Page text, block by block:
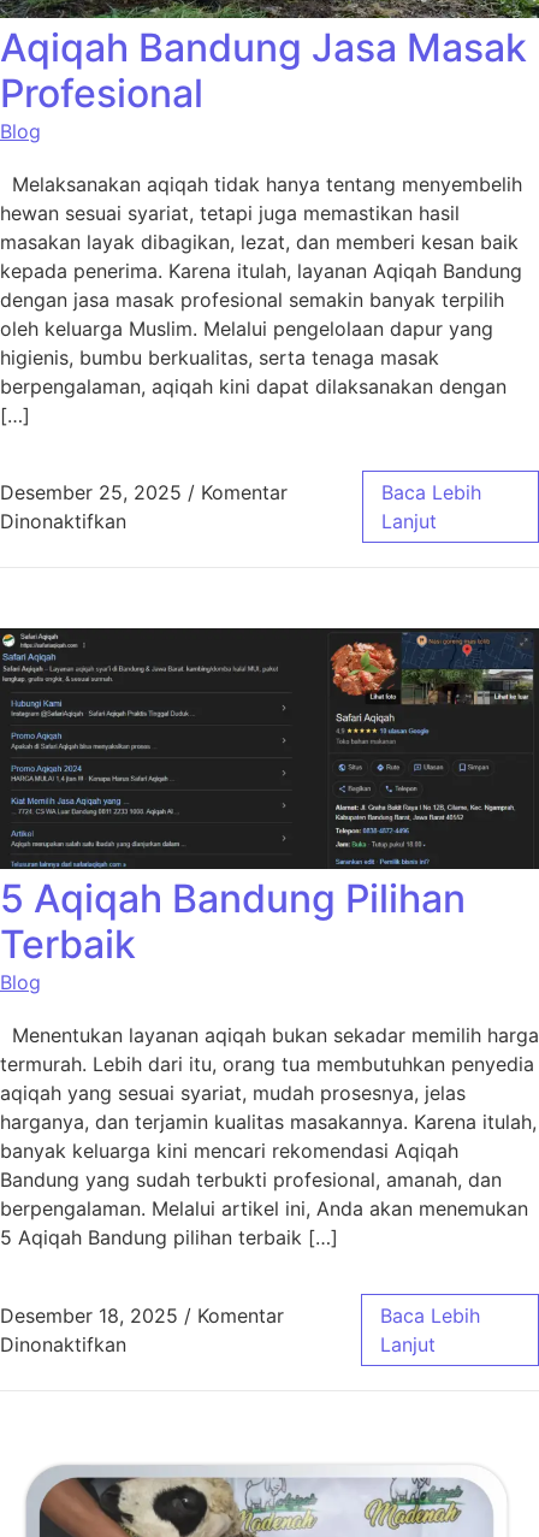
Aqiqah Bandung Jasa Masak
Profesional
Blog
Melaksanakan aqiqah tidak hanya tentang menyembelih
hewan sesuai syariat, tetapi juga memastikan hasil
masakan layak dibagikan, lezat, dan memberi kesan baik
kepada penerima. Karena itulah, layanan Aqiqah Bandung
dengan jasa masak profesional semakin banyak terpilih
oleh keluarga Muslim. Melalui pengelolaan dapur yang
higienis, bumbu berkualitas, serta tenaga masak
berpengalaman, aqiqah kini dapat dilaksanakan dengan
[…]
Desember 25, 2025 / Komentar
Dinonaktifkanpada Aqiqah Bandung Jasa Masak
Baca Lebih
Lanjut
5 Aqiqah Bandung Pilihan
Terbaik
Blog
Menentukan layanan aqiqah bukan sekadar memilih harga
termurah. Lebih dari itu, orang tua membutuhkan penyedia
aqiqah yang sesuai syariat, mudah prosesnya, jelas
harganya, dan terjamin kualitas masakannya. Karena itulah,
banyak keluarga kini mencari rekomendasi Aqiqah
Bandung yang sudah terbukti profesional, amanah, dan
berpengalaman. Melalui artikel ini, Anda akan menemukan
5 Aqiqah Bandung pilihan terbaik […]
Desember 18, 2025 / Komentar
Dinonaktifkanpada 5 Aqiqah Bandung Pilihan Terbaik
Baca Lebih
Lanjut